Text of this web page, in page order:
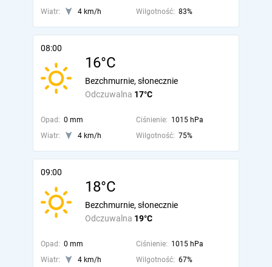
Wiatr: 4 km/h Wilgotność: 83%
08:00
16°C
Odczuwalna 17°C
Bezchmurnie, słonecznie
Opad: 0 mm Ciśnienie: 1015 hPa
Wiatr:
4 km/h Wilgotność: 75%
09:00
18°C
Odczuwalna 19°C
Bezchmurnie, słonecznie
Opad: 0 mm Ciśnienie: 1015 hPa
Wiatr:
4 km/h Wilgotność: 67%